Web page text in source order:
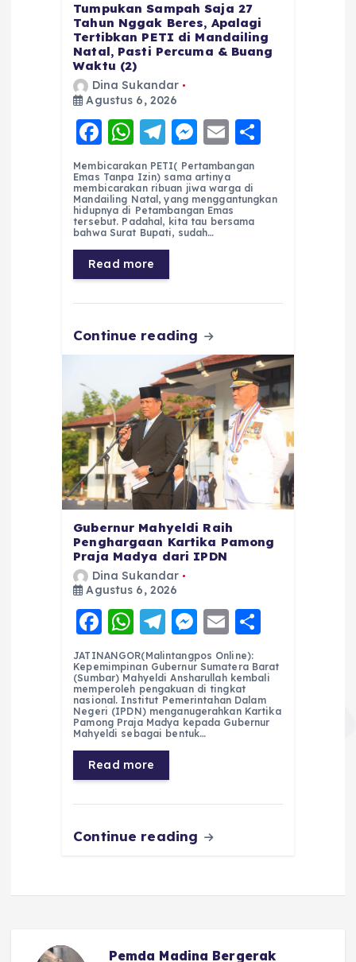
Tumpukan Sampah Saja 27
Tahun Nggak Beres, Apalagi
Tertibkan PETI di Mandailing
Natal, Pasti Percuma & Buang
Waktu (2)
Dina Sukandar
Agustus 6, 2026
F
a
c
e
b
o
o
k
W
h
a
ts
A
p
p
T
el
e
g
r
a
m
M
e
ss
e
n
E
m
ai
l
re
Membicarakan PETI( Pertambangan
Emas Tanpa Izin) sama artinya
membicarakan ribuan jiwa warga di
Mandailing Natal, yang menggantungkan
hidupnya di Petambangan Emas
tersebut. Padahal, kita tau bersama
bahwa Surat Bupati, sudah…
Read more
Continue reading
Gubernur Mahyeldi Raih
Penghargaan Kartika Pamong
Praja Madya dari IPDN
Dina Sukandar
Agustus 6, 2026
F
a
c
e
b
o
o
k
W
h
a
ts
A
p
p
T
el
e
g
r
a
m
M
e
ss
e
n
E
m
ai
l
a
re
JATINANGOR(Malintangpos Online):
Kepemimpinan Gubernur Sumatera Barat
(Sumbar) Mahyeldi Ansharullah kembali
memperoleh pengakuan di tingkat
nasional. Institut Pemerintahan Dalam
Negeri (IPDN) menganugerahkan Kartika
Pamong Praja Madya kepada Gubernur
Mahyeldi sebagai bentuk…
Read more
Continue reading
Pemda Madina Bergerak